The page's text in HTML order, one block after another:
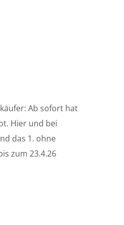
Ab sofort hat
Hier und bei
das 1. ohne
zum 23.4.26